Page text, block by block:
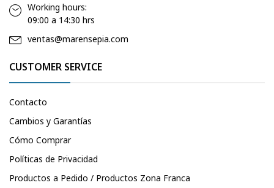
Working hours:
09:00 a 14:30 hrs
ventas@marensepia.com
CUSTOMER SERVICE
Contacto
Cambios y Garantías
Cómo Comprar
Políticas de Privacidad
Productos a Pedido / Productos Zona Franca